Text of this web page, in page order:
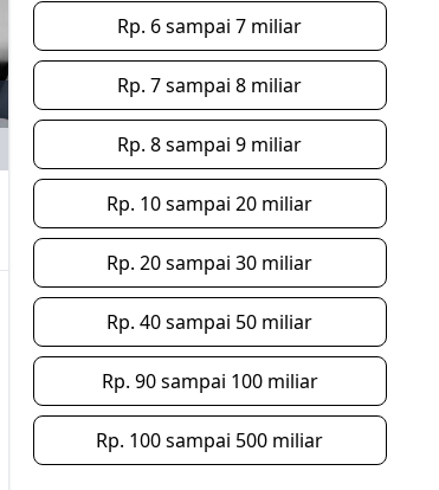
Rp. 6 sampai 7 miliar
Rp. 7 sampai 8 miliar
Rp. 8 sampai 9 miliar
Rp. 10 sampai 20 miliar
Rp. 20 sampai 30 miliar
Rp. 40 sampai 50 miliar
Rp. 90 sampai 100 miliar
Rp. 100 sampai 500 miliar